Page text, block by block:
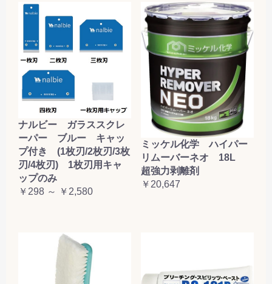
ナルビー ガラススクレ
ーパー ブルー キャッ
プ付き (1枚刃/2枚刃/3枚
刃/4枚刃) 1枚刃用キャ
ップのみ
￥298 ～ ￥2,580
ミッケル化学 ハイパー
リムーバーネオ 18L
超強力剥離剤
￥20,647